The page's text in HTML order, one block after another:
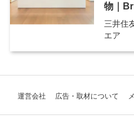
物｜
三井住
エア
運営会社 広告・取材について